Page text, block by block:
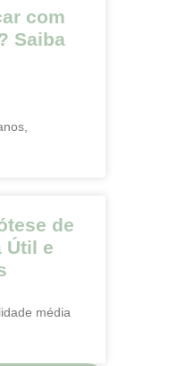
com
Saiba
de
Útil e
média